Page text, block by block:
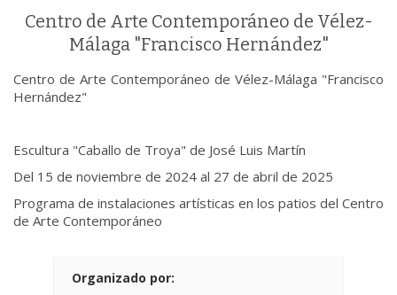
Centro de Arte Contemporáneo de Vélez-
Málaga "Francisco Hernández"
Centro de Arte Contemporáneo de Vélez-Málaga "Francisco
Hernández"
Escultura "Caballo de Troya" de José Luis Martín
Del 15 de noviembre de 2024 al 27 de abril de 2025
Programa de instalaciones artísticas en los patios del Centro
de Arte Contemporáneo
Organizado por: